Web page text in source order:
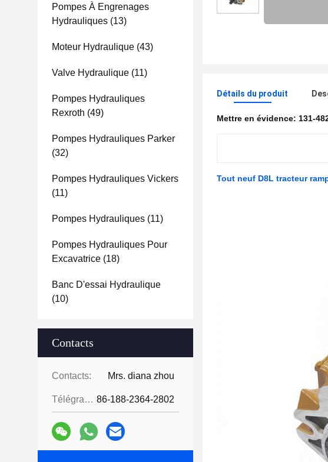
Pompes À Engrenages
Hydrauliques (13)
Moteur Hydraulique (43)
Valve Hydraulique (11)
Pompes Hydrauliques
Rexroth (49)
Pompes Hydrauliques Parker
(32)
Pompes Hydrauliques Vickers
(11)
Pompes Hydrauliques (11)
Pompes Hydrauliques Pour
Excavatrice (18)
Banc D'essai Hydraulique
(10)
Contacts
Contacts: Mrs. diana zhou
Télégramme: 86-188-2364-2802
Détails du produit
Mettre en évidence: 131-
Tout neuf D8L tracteur